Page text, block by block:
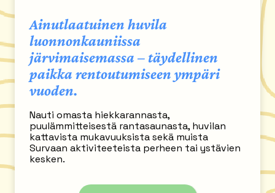
Ainutlaatuinen huvila
luonnonkauniissa
järvimaisemassa – täydellinen
paikka rentoutumiseen ympäri
vuoden.
Nauti omasta hiekkarannasta,
puulämmitteisestä rantasaunasta, huvilan
kattavista mukavuuksista sekä muista
Survaan aktiviteeteista perheen tai ystävien
kesken.